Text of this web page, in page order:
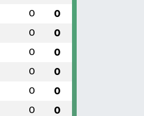
0 0
0 0
0 0
0 0
0 0
0 0